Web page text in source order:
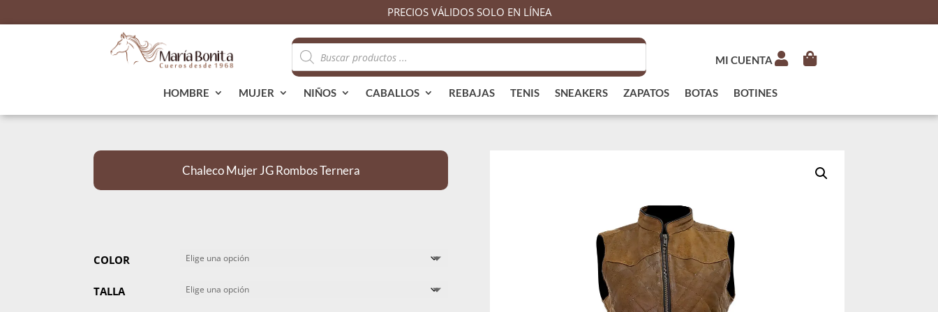
PRECIOS VÁLIDOS SOLO EN LÍNEA
Búsqueda
de
productos
MI CUENTA
HOMBRE MUJER NIÑOS CABALLOS REBAJAS TENIS SNEAKERS ZAPATOS BOTAS BOTINES
Chaleco Mujer JG Rombos Ternera
COLOR
TALLA